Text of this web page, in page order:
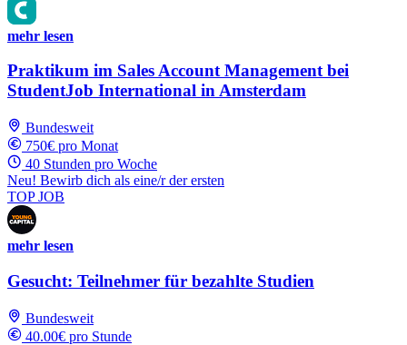
mehr lesen
Praktikum im Sales Account Management bei
StudentJob International in Amsterdam
Bundesweit
750€ pro Monat
40 Stunden pro Woche
Neu! Bewirb dich als eine/r der ersten
TOP JOB
mehr lesen
Gesucht: Teilnehmer für bezahlte Studien
Bundesweit
40.00€ pro Stunde